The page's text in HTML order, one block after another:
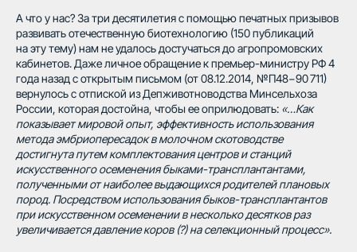
А что у нас? За три десятилетия с помощью печатных призывов
развивать отечественную биотехнологию (150 публикаций
на эту тему) нам не удалось достучаться до агропромовских
кабинетов. Даже личное обращение к премьер-министру РФ 4
года назад с открытым письмом (от 08.12.2014, №П48−90 711)
вернулось с отпиской из Депживотноводства Минсельхоза
России, которая достойна, чтобы ее оприлюдовать: «…Как
показывает мировой опыт, эффективность использования
метода эмбриопересадок в молочном скотоводстве
достигнута путем комплектования центров и станций
искусственного осеменения быками-трансплантантами,
полученными от наиболее выдающихся родителей плановых
пород. Посредством использования быков-трансплантантов
при искусственном осеменении в несколько десятков раз
увеличивается давление коров (?) на селекционный процесс».